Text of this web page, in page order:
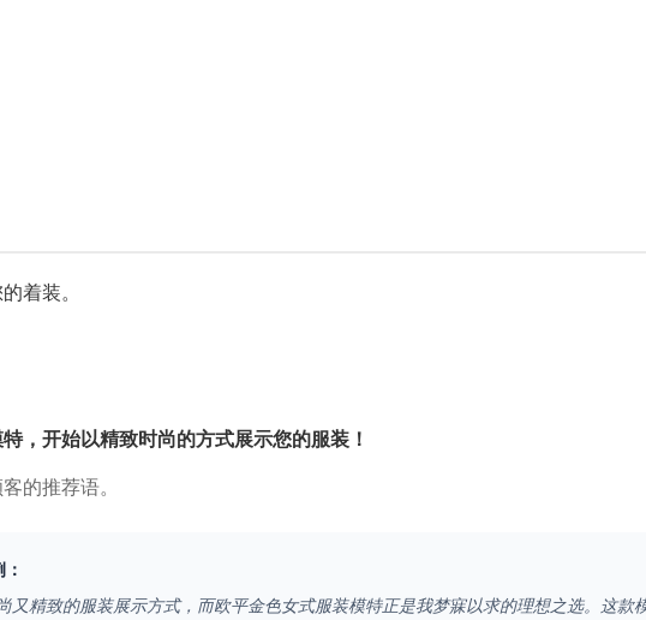
着装。
，开始以精致时尚的方式展示您的服装！
的推荐语。
又精致的服装展示方式，而欧平金色女式服装模特正是我梦寐以求的理想之选。这